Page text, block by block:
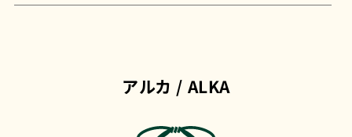
アルカ / ALKA